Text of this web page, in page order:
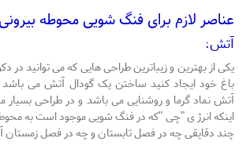
عناصر لازم برای فنگ شویی محوطه بیرونی
آتش:
یکی از بهترین و زیباترین طراحی هایی که می توانید در
باغ خود ایجاد کنید ساختن یک گودال آتش می باشد
آتش نماد گرما و روشنایی می باشد و در طراحی
اینکه انرژ ی "چی "که در فنگ شویی موجود است به
چند دقایقی چه در فصل تابستان و چه در فصل زمستان